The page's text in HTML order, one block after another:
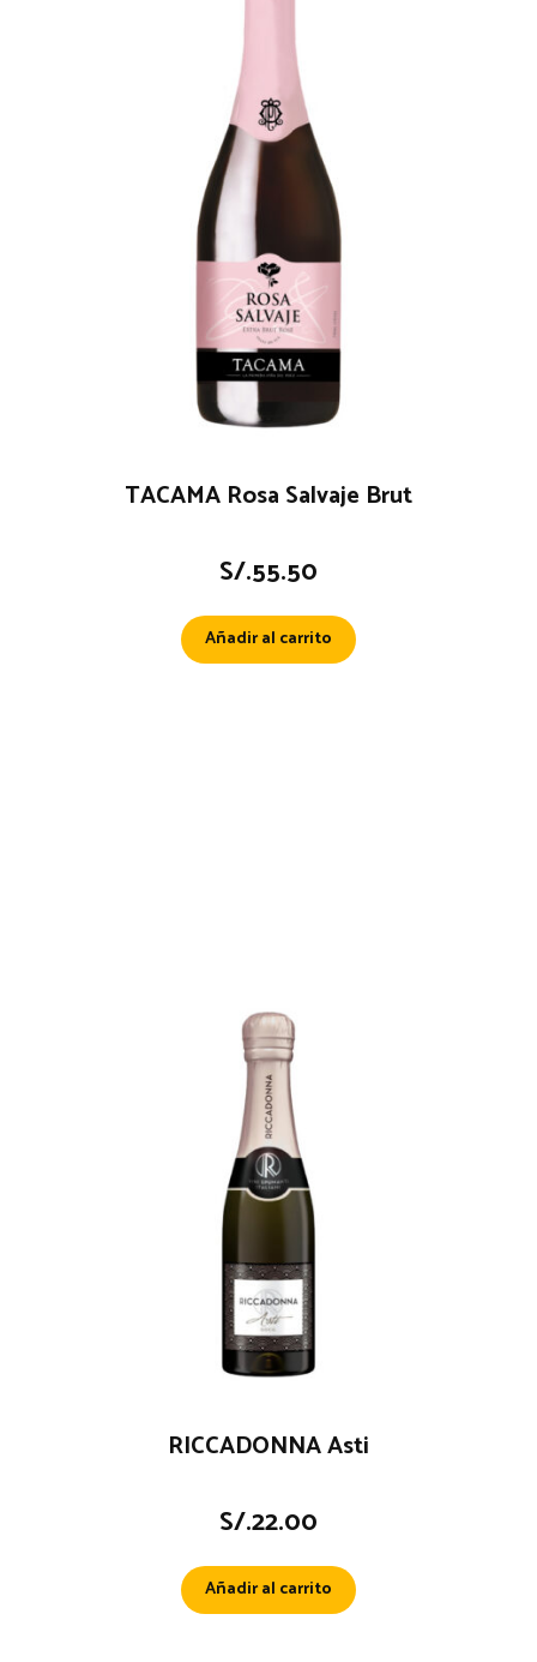
TACAMA Rosa Salvaje Brut
S/.55.50
Añadir al carrito
RICCADONNA Asti
S/.22.00
Añadir al carrito